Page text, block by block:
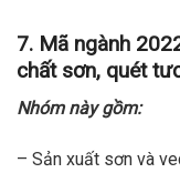
7. Mã ngành
chất sơn, quét
Nhóm này gồm:
– Sản xuất sơn và